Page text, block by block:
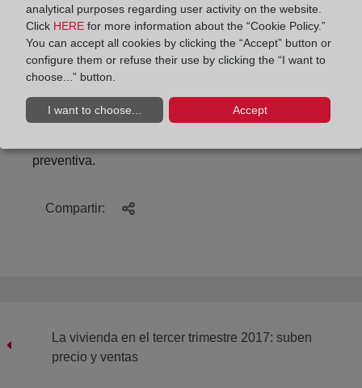
sociedad en general los documentos de
laContaduría de Hipotecas,se enmarca en las
actividades del Centro de Investigación de Derecho
Registral de la Universidad (CIDRE-UAM),
constituido con la finalidad de servir como
plataforma para fomentar la investigación, el debate
y las publicaciones en el ámbito del Derecho
preventiva.
Compartir:
La vivienda en el tercer trimestre 2017: suben
precio y ventas
analytical purposes regarding user activity on the website.
Click HERE for more information about the “Cookie Policy.”
You can accept all cookies by clicking the “Accept” button or
configure them or refuse their use by clicking the “I want to
choose...” button.
I want to choose... Accept